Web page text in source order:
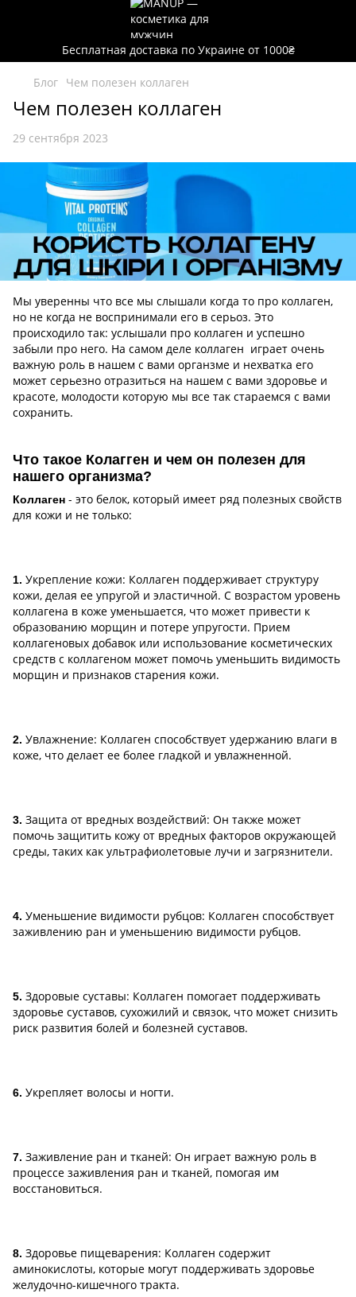
Бесплатная доставка по Украине от 1000₴
Блог Чем полезен коллаген
Чем полезен коллаген
29 сентября 2023
Мы уверенны что все мы слышали когда то про коллаген,
но не когда не воспринимали его в серьоз. Это
происходило так: услышали про коллаген и успешно
забыли про него. На самом деле коллаген играет очень
важную роль в нашем с вами органзме и нехватка его
может серьезно отразиться на нашем с вами здоровье и
красоте, молодости которую мы все так стараемся с вами
сохранить.
Что такое Колагген и чем он полезен для
нашего организма?
Коллаген - это белок, который имеет ряд полезных свойств
для кожи и не только:
1. Укрепление кожи: Коллаген поддерживает структуру
кожи, делая ее упругой и эластичной. С возрастом уровень
коллагена в коже уменьшается, что может привести к
образованию морщин и потере упругости. Прием
коллагеновых добавок или использование косметических
средств с коллагеном может помочь уменьшить видимость
морщин и признаков старения кожи.
2. Увлажнение: Коллаген способствует удержанию влаги в
коже, что делает ее более гладкой и увлажненной.
3. Защита от вредных воздействий: Он также может
помочь защитить кожу от вредных факторов окружающей
среды, таких как ультрафиолетовые лучи и загрязнители.
4. Уменьшение видимости рубцов: Коллаген способствует
заживлению ран и уменьшению видимости рубцов.
5. Здоровые суставы: Коллаген помогает поддерживать
здоровье суставов, сухожилий и связок, что может снизить
риск развития болей и болезней суставов.
6. Укрепляет волосы и ногти.
7. Заживление ран и тканей: Он играет важную роль в
процессе заживления ран и тканей, помогая им
восстановиться.
8. Здоровье пищеварения: Коллаген содержит
аминокислоты, которые могут поддерживать здоровье
желудочно-кишечного тракта.